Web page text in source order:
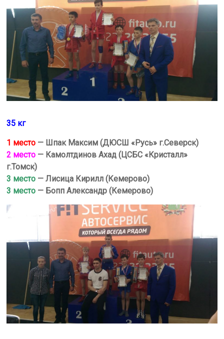
35 кг
1 место — Шпак Максим (ДЮСШ «Русь» г.Северск)
2 место — Камолтдинов Ахад (ЦСБС «Кристалл»
г.Томск)
3 место — Лисица Кирилл (Кемерово)
3 место — Бопп Александр (Кемерово)